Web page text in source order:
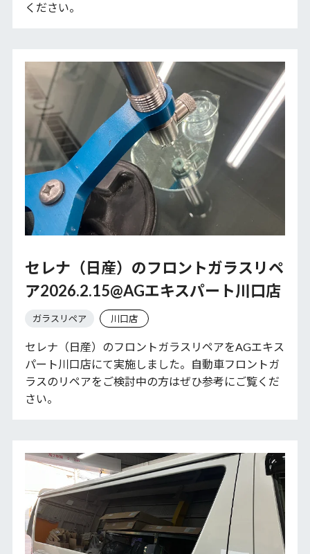
ください。
セレナ（日産）のフロントガラスリペ
ア2026.2.15@AGエキスパート川口店
ガラスリペア 川口店
セレナ（日産）のフロントガラスリペアをAGエキス
パート川口店にて実施しました。自動車フロントガ
ラスのリペアをご検討中の方はぜひ参考にご覧くだ
さい。